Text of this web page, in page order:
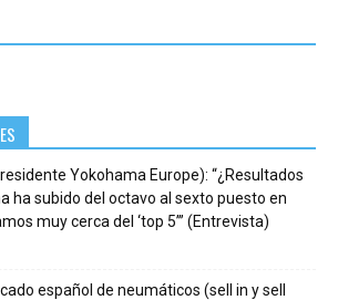
Yokohama Europe): “¿Resultados
ha subido del octavo al sexto puesto en
muy cerca del ‘top 5’” (Entrevista)
español de neumáticos (sell in y sell